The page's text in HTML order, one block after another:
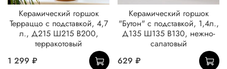
Керамический горшок
Терраццо с подставкой, 4,7
л., Д215 Ш215 В200,
терракотовый
1 299 ₽
Керамический горшок
"Бутон" с подставкой, 1,4л.,
Д135 Ш135 В130, нежно-
салатовый
629 ₽